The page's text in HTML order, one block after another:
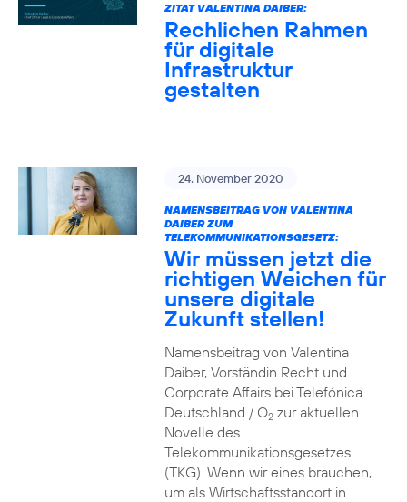
ZITAT VALENTINA DAIBER:
Rechlichen Rahmen
für digitale
Infrastruktur
gestalten
24. November 2020
NAMENSBEITRAG VON VALENTINA
DAIBER ZUM
TELEKOMMUNIKATIONSGESETZ:
Wir müssen jetzt die
richtigen Weichen für
unsere digitale
Zukunft stellen!
Namensbeitrag von Valentina
Daiber, Vorständin Recht und
Corporate Affairs bei Telefónica
Deutschland / O2zur aktuellen
Novelle des
Telekommunikationsgesetzes
(TKG). Wenn wir eines brauchen,
um als Wirtschaftsstandort in